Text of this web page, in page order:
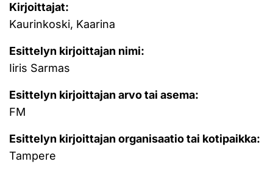
Kirjoittajat:
Kaurinkoski, Kaarina
Esittelyn kirjoittajan nimi:
Iiris Sarmas
Esittelyn kirjoittajan arvo tai asema:
FM
Esittelyn kirjoittajan organisaatio tai kotipaikka:
Tampere